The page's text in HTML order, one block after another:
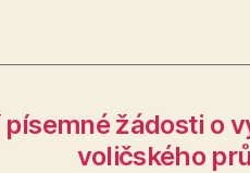
žádosti o
voličského